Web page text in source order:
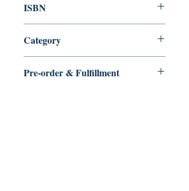
ISBN
Category
Pre-order & Fulfillment